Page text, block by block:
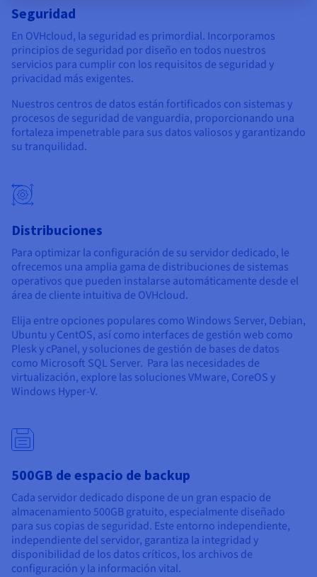
Seguridad
En OVHcloud, la seguridad es primordial. Incorporamos
principios de seguridad por diseño en todos nuestros
servicios para cumplir con los requisitos de seguridad y
privacidad más exigentes.
Nuestros centros de datos están fortificados con sistemas y
procesos de seguridad de vanguardia, proporcionando una
fortaleza impenetrable para sus datos valiosos y garantizando
su tranquilidad.
Distribuciones
Para optimizar la configuración de su servidor dedicado, le
ofrecemos una amplia gama de distribuciones de sistemas
operativos que pueden instalarse automáticamente desde el
área de cliente intuitiva de OVHcloud.
Elija entre opciones populares como Windows Server, Debian,
Ubuntu y CentOS, así como interfaces de gestión web como
Plesk y cPanel, y soluciones de gestión de bases de datos
como Microsoft SQL Server. Para las necesidades de
virtualización, explore las soluciones VMware, CoreOS y
Windows Hyper-V.
500GB de espacio de backup
Cada servidor dedicado dispone de un gran espacio de
almacenamiento 500GB gratuito, especialmente diseñado
para sus copias de seguridad. Este entorno independiente,
independiente del servidor, garantiza la integridad y
disponibilidad de los datos críticos, los archivos de
configuración y la información vital.